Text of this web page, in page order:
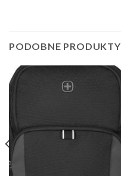
PODOBNE PRODUKTY